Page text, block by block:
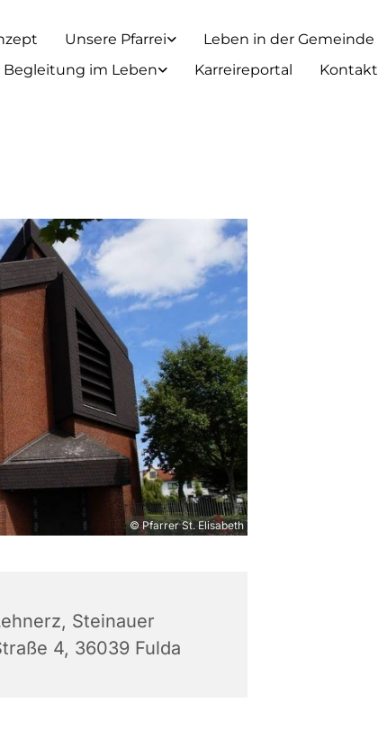
Unsere Pfarrei
Leben in der Gemeinde
Begleitung im Leben
Karreireportal Kontakt
© Pfarrer St. Elisabeth
Steinauer
4, 36039 Fulda